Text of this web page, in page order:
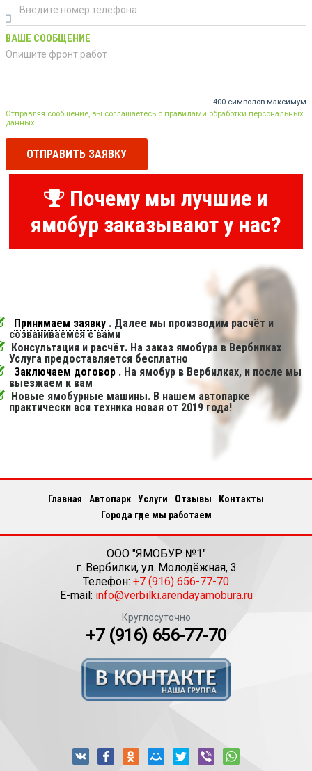
ВАШЕ СООБЩЕНИЕ
400 символов максимум
Отправляя сообщение, вы соглашаетесь с правилами обработки персональных
данных
ОТПРАВИТЬ ЗАЯВКУ
Почему мы лучшие и
ямобур заказывают у нас?
Принимаем заявку . Далее мы производим расчёт и
созваниваемся с вами
Консультация и расчёт. На заказ ямобура в Вербилках
Услуга предоставляется бесплатно
Заключаем договор . На ямобур в Вербилках, и после мы
выезжаем к вам
Новые ямобурные машины. В нашем автопарке
практически вся техника новая от 2019 года!
Главная Автопарк Услуги Отзывы
Контакты
Города где мы работаем
ООО "ЯМОБУР №1"
г. Вербилки, ул. Молодёжная, 3
Телефон: +7 (916) 656-77-70
E-mail: info@verbilki.arendayamobura.ru
Круглосуточно
+7 (916) 656-77-70